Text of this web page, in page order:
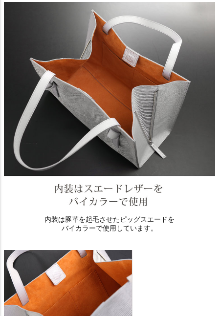
内装は豚革を起毛させたピッグスエードを
バイカラーで使用しています。